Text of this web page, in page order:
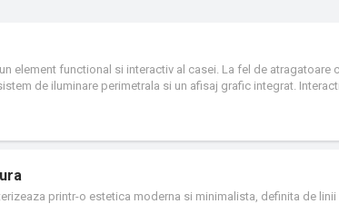
element functional si interactiv al casei. La fel de atragatoare
de iluminare perimetrala si un afisaj grafic integrat.
dispozitivelor SMART HOME.
printr-o estetica moderna si minimalista, definita de